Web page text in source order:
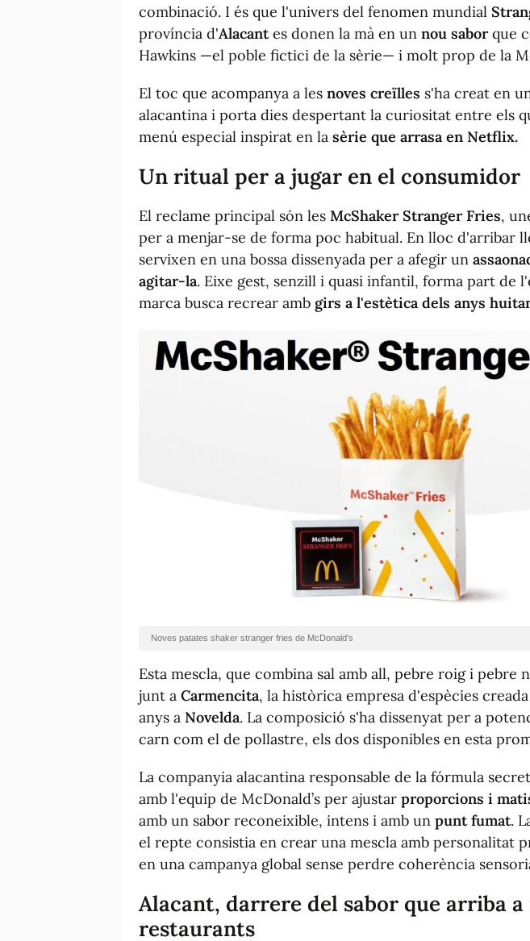
combinació. I és que l'univers del fenomen mundial
província d'Alacantes donen la mà en un nou saborque
Hawkins —el poble fictici de la sèrie— i molt prop de la
El toc que acompanya a les noves creïlles s'ha creat en
alacantina i porta dies despertant la curiositat entre els
menú especial inspirat en la sèrie que arrasa en Netflix.
Un ritual per a jugar en el consumidor
El reclame principal són les McShaker Stranger Fries,
per a menjar-se de forma poc habitual. En lloc d'arribar
servixen en una bossa dissenyada per a afegir un
agitar-la. Eixe gest, senzill i quasi infantil, forma part de
marca busca recrear amb girs a l'estètica dels anys
Noves patates shaker stranger fries de McDonald's
Esta mescla, que combina sal amb all, pebre roig i pebre
junt a Carmencita, la històrica empresa d'espècies
anys a Novelda. La composició s'ha dissenyat per a
carn com el de pollastre, els dos disponibles en esta
La companyia alacantina responsable de la fórmula
amb l'equip de McDonald’s per ajustar proporcions i
amb un sabor reconeixible, intens i amb un punt fumat.
el repte consistia en crear una mescla amb personalitat
en una campanya global sense perdre coherència
Alacant, darrere del sabor que arriba
restaurants